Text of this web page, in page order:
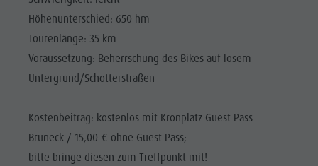
Höhenunterschied: 650 hm
Tourenlänge: 35 km
Voraussetzung: Beherrschung des Bikes auf losem
Untergrund/Schotterstraßen
Kostenbeitrag: kostenlos mit Kronplatz Guest Pass
Bruneck / 15,00 € ohne Guest Pass;
bitte bringe diesen zum Treffpunkt mit!